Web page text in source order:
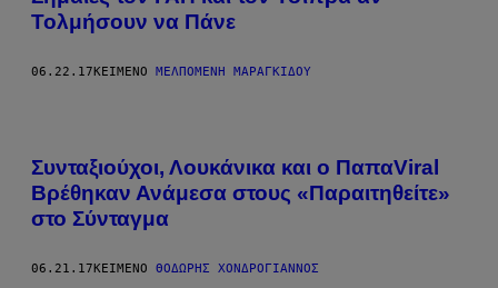
Τολμήσουν να Πάνε
06.22.17ΚΕΊΜΕΝΟ ΜΕΛΠΟΜΈΝΗ ΜΑΡΑΓΚΊΔΟΥ
Συνταξιούχοι, Λουκάνικα και o ΠαπαViral
Βρέθηκαν Ανάμεσα στους «Παραιτηθείτε»
στο Σύνταγμα
06.21.17 ΚΕΊΜΕΝΟ ΘΟΔΩΡΉΣ ΧΟΝΔΡΌΓΙΑΝΝΟΣ